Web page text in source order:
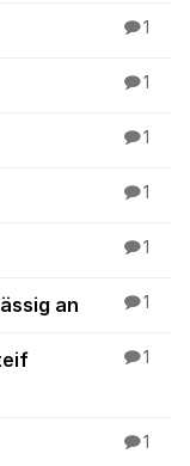
1
1
1
1
1
an 1
1
1